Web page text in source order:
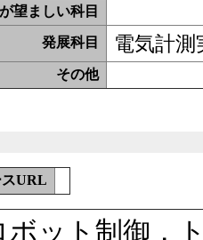
望ましい科目
発展科目 電気計
その他
スURL
ボット制御，